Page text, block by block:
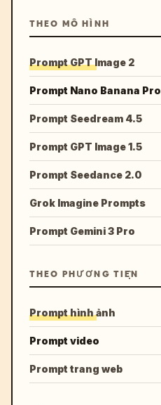
THEO MÔ HÌNH
Prompt GPT Image 2
Prompt Nano Banana Pro
Prompt Seedream 4.5
Prompt GPT Image 1.5
Prompt Seedance 2.0
Grok Imagine Prompts
Prompt Gemini 3 Pro
THEO PHƯƠNG TIỆN
Prompt hình ảnh
Prompt video
Prompt trang web